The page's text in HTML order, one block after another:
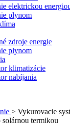
elektrickou
plynom
zdroje energie
plynom
klimatizácie
nabíjania
> Vykurovacie
termikou